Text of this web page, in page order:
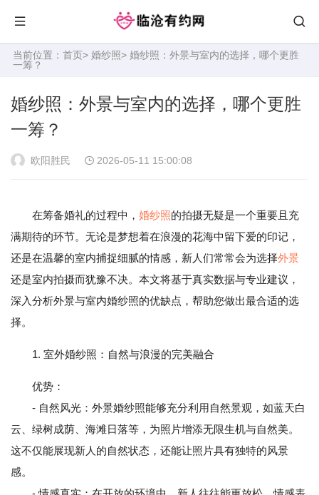
当前位置： 首页> 婚纱照> 婚纱照：外景与室内的选择，哪个更胜
一筹？
婚纱照：外景与室内的选择，哪个更胜
一筹？
欧阳胜民 2026-05-11 15:00:08
在筹备婚礼的过程中， 婚纱照的拍摄无疑是一个重要且充
满期待的环节。无论是梦想着在浪漫的花海中留下爱的印记，
还是在温馨的室内捕捉细腻的情感，新人们常常会为选择外景
还是室内拍摄而犹豫不决。本文将基于真实数据与专业建议，
深入分析外景与室内婚纱照的优缺点，帮助您做出最合适的选
择。
1. 室外婚纱照：自然与浪漫的完美融合
优势：
- 自然风光：外景婚纱照能够充分利用自然景观，如蓝天白
云、绿树成荫、海滩日落等，为照片增添无限生机与自然美。
这不仅能展现新人的自然状态，还能让照片具有独特的风景
感。